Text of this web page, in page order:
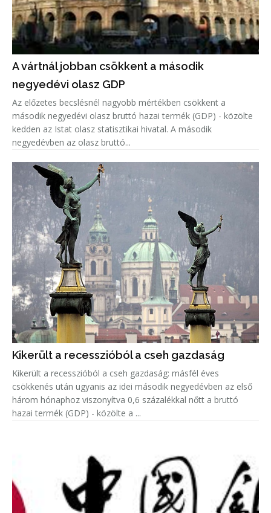
A vártnál jobban csökkent a második
negyedévi olasz GDP
Az előzetes becslésnél nagyobb mértékben csökkent a
második negyedévi olasz bruttó hazai termék (GDP) - közölte
kedden az Istat olasz statisztikai hivatal. A második
negyedévben az olasz bruttó...
Kikerült a recesszióból a cseh gazdaság
Kikerült a recesszióból a cseh gazdaság: másfél éves
csökkenés után ugyanis az idei második negyedévben az első
három hónaphoz viszonyítva 0,6 százalékkal nőtt a bruttó
hazai termék (GDP) - közölte a ...